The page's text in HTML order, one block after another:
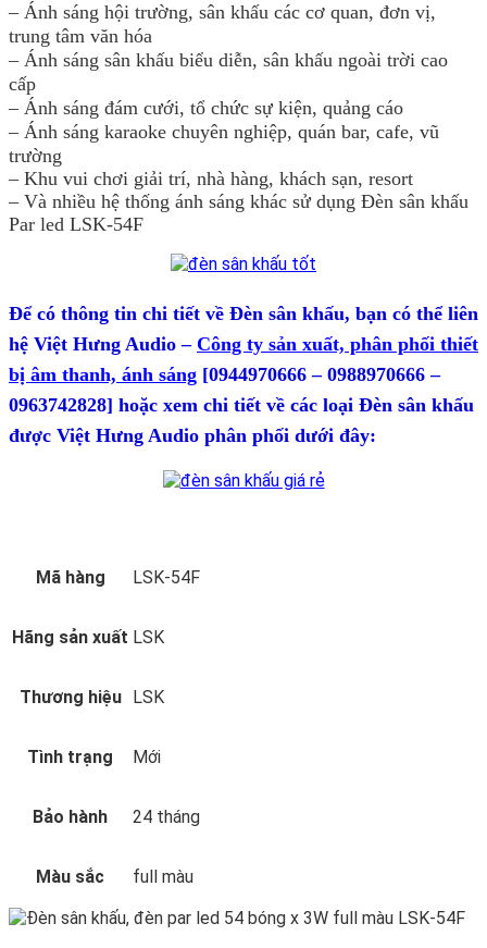
– Ánh sáng hội trường, sân khấu các cơ quan, đơn vị,
trung tâm văn hóa
– Ánh sáng sân khấu biểu diễn, sân khấu ngoài trời cao
cấp
– Ánh sáng đám cưới, tổ chức sự kiện, quảng cáo
– Ánh sáng karaoke chuyên nghiệp, quán bar, cafe, vũ
trường
– Khu vui chơi giải trí, nhà hàng, khách sạn, resort
– Và nhiều hệ thống ánh sáng khác sử dụng Đèn sân khấu
Par led LSK-54F
Để có thông tin chi tiết về Đèn sân khấu, bạn có thể liên
hệ Việt Hưng Audio – Công ty sản xuất, phân phối thiết
bị âm thanh, ánh sáng [0944970666 – 0988970666 –
0963742828] hoặc xem chi tiết về các loại Đèn sân khấu
được Việt Hưng Audio phân phối dưới đây:
Mã hàng LSK-54F
Hãng sản xuất LSK
Thương hiệu LSK
Tình trạng Mới
Bảo hành 24 tháng
Màu sắc full màu